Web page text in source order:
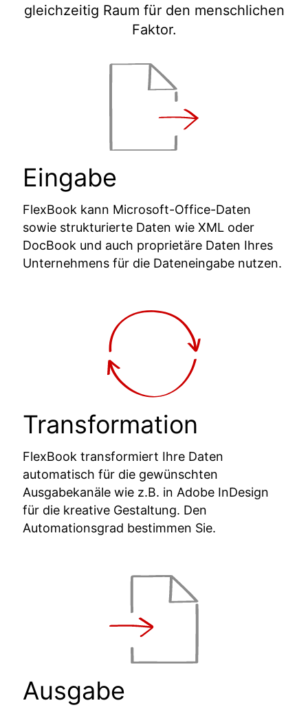
gleichzeitig Raum für den menschlichen
Faktor.
Eingabe
FlexBook kann Microsoft-Office-Daten
sowie strukturierte Daten wie XML oder
DocBook und auch proprietäre Daten Ihres
Unternehmens für die Dateneingabe nutzen.
Transformation
FlexBook transformiert Ihre Daten
automatisch für die gewünschten
Ausgabekanäle wie z.B. in Adobe InDesign
für die kreative Gestaltung. Den
Automationsgrad bestimmen Sie.
Ausgabe